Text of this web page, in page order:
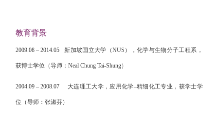
教育背景
2009.08 – 2014.05 新加坡国立大学（NUS ），化学与生物分子工程系，
获博士学位（导师： Neal Chung Tai-Shung）
2004.09 – 2008.07 大连理工大学，应用化学–精细化工专业，获学士学
位（导师：张淑芬）